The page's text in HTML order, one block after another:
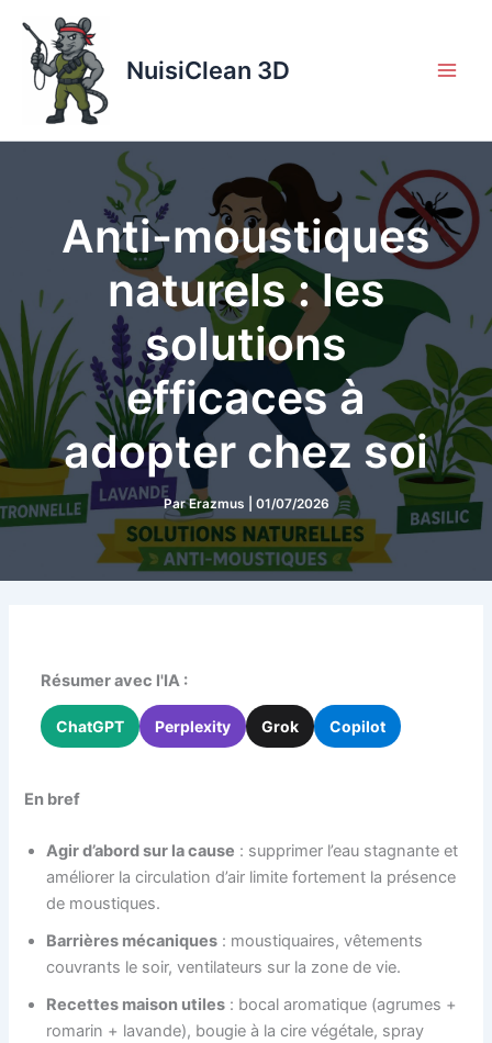
contenu
NuisiClean 3D
Anti-moustiques
naturels : les
solutions
efficaces à
adopter chez soi
ParErazmus 01/07/2026
Résumer avec l'IA :
ChatGPT Perplexity Grok Copilot
En bref
Agir d’abord sur la cause : supprimer l’eau stagnante et
améliorer la circulation d’air limite fortement la présence
de moustiques.
Barrières mécaniques : moustiquaires, vêtements
couvrants le soir, ventilateurs sur la zone de vie.
Recettes maison utiles : bocal aromatique (agrumes +
romarin + lavande), bougie à la cire végétale, spray